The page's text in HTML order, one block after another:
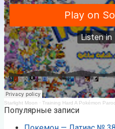
Starlight Moon · Training Hard A Pokémon
Популярные записи